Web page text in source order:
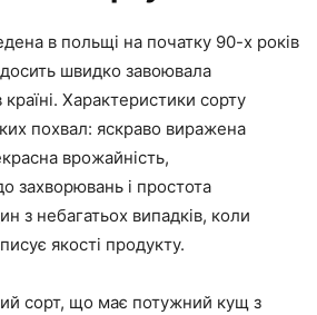
в польщі на початку 90-х років
досить швидко завоювала
країні. Характеристики сорту
похвал: яскраво виражена
врожайність,
захворювань і простота
з небагатьох випадків, коли
якості продукту.
сорт, що має потужний кущ з